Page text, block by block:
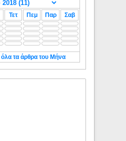
Τετ Πεμ Παρ Σαβ
όλα τα άρθρα του Μήνα